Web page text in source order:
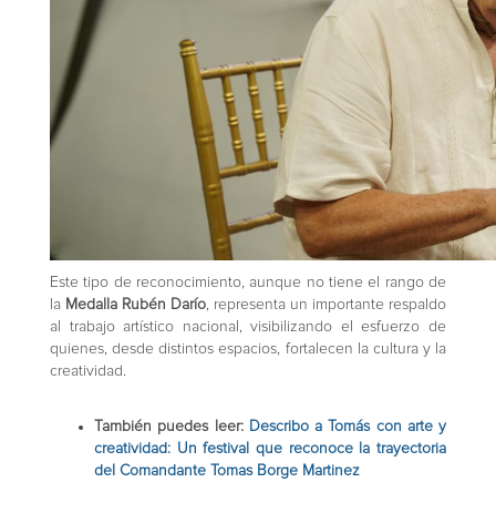
Este tipo de reconocimiento, aunque no tiene el rango de
la Medalla Rubén Darío, representa un importante respaldo
al trabajo artístico nacional, visibilizando el esfuerzo de
quienes, desde distintos espacios, fortalecen la cultura y la
creatividad.
También puedes leer: Describo a Tomás con arte y
creatividad: Un festival que reconoce la trayectoria
del Comandante Tomas Borge Martinez